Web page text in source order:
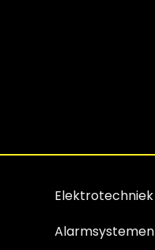
Elektrotechniek
Alarmsystemen